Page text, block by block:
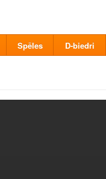
Spēles D-biedri